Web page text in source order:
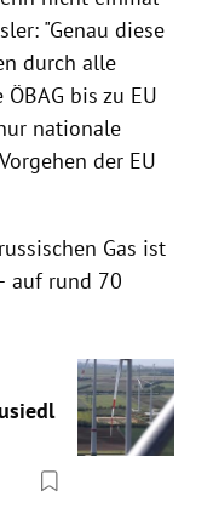
"Genau diese
durch alle
bis zu EU
nationale
der EU
Gas ist
auf rund 70